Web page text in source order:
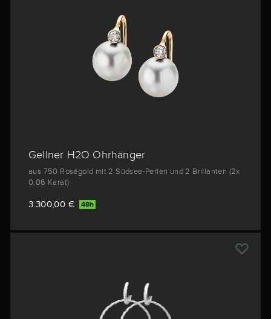
Gellner H2O Ohrhänger
aus 750 Roségold mit 2 Südsee-Perlen und 2 Brillanten (2x
0,06 Karat)
3.300,00 € 48h